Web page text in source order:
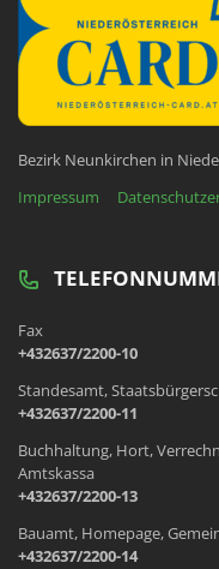
Bezirk Neunkirchen in
Impressum
Fax
+432637/2200-10
Standesamt,
+432637/2200-11
Buchhaltung, Hort,
Amtskassa
+432637/2200-13
Bauamt, Homepage,
+432637/2200-14